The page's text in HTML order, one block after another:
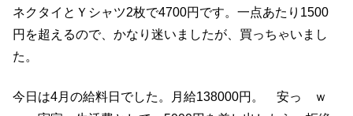
ネクタイとＹシャツ2枚で4700円です。一点あたり1500
円を超えるので、かなり迷いましたが、買っちゃいまし
た。
今日は4月の給料日でした。月給138000円。 安っ ｗ